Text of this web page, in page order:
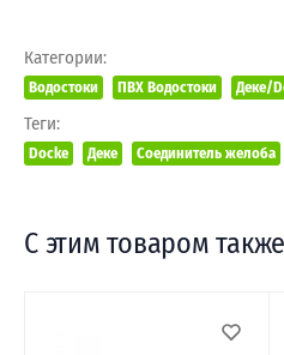
Категории:
Водостоки ПВХ Водостоки Деке/
Теги:
Docke Деке Соединитель желоба
С этим товаром